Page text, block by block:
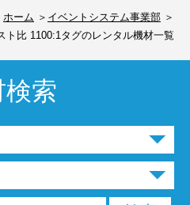
ホーム
イベントシステム事業部
ト比 1100:1タグのレンタル機材一覧
索